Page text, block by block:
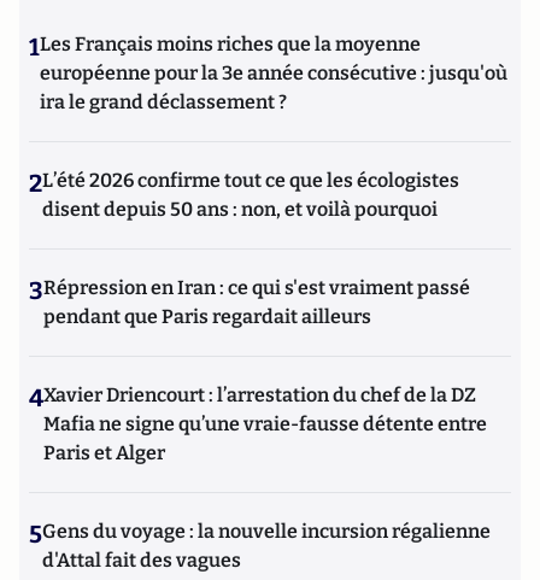
1Les Français moins riches que la moyenne
européenne pour la 3e année consécutive : jusqu'où
ira le grand déclassement ?
2L’été 2026 confirme tout ce que les écologistes
disent depuis 50 ans : non, et voilà pourquoi
3Répression en Iran : ce qui s'est vraiment passé
pendant que Paris regardait ailleurs
4Xavier Driencourt : l’arrestation du chef de la DZ
Mafia ne signe qu’une vraie-fausse détente entre
Paris et Alger
5Gens du voyage : la nouvelle incursion régalienne
d'Attal fait des vagues